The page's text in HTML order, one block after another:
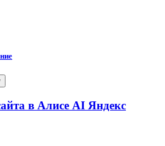
в Алисе AI Яндекс